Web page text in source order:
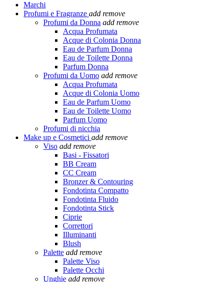
Marchi
Profumi e Fragranze add remove
Profumi da Donna add remove
Acqua Profumata
Acque di Colonia Donna
Eau de Parfum Donna
Eau de Toilette Donna
Parfum Donna
Profumi da Uomo add remove
Acqua Profumata
Acque di Colonia Uomo
Eau de Parfum Uomo
Eau de Toilette Uomo
Parfum Uomo
Profumi di nicchia
Make up e Cosmetici add remove
Viso add remove
Basi - Fissatori
BB Cream
CC Cream
Bronzer & Contouring
Fondotinta Compatto
Fondotinta Fluido
Fondotinta Stick
Ciprie
Correttori
Illuminanti
Blush
Palette add remove
Palette Viso
Palette Occhi
Unghie add remove